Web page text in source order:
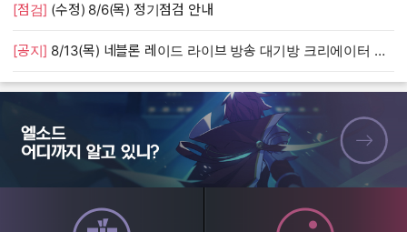
[점검] (수정) 8/6(목) 정기점검 안내
[공지] 8/13(목) 네블론 레이드 라이브 방송 대기방 크리에이터 모집 안내
엘소드 어디까지 알고 있니?